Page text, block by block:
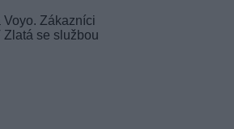
Voyo. Zákazníci
Zlatá se službou